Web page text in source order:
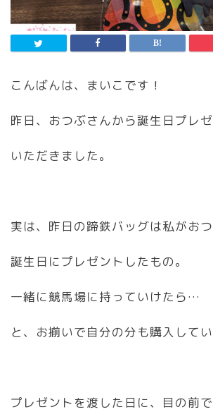
こんばんは、まいこです！
昨日、おつぶさんから誕生日プレ
いただきました。
実は、昨日の蹄鉄バッグは私がお
誕生日にプレゼントしたもの。
一緒に競馬場に持っていけたら…
と、お揃いで自分の分も購入してい
プレゼントを渡した日に、目の前